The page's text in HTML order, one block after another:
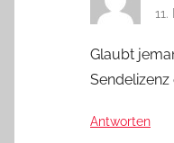
Glaubt
Sendelizenz
Antworten